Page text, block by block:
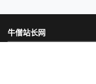
牛僧站长网